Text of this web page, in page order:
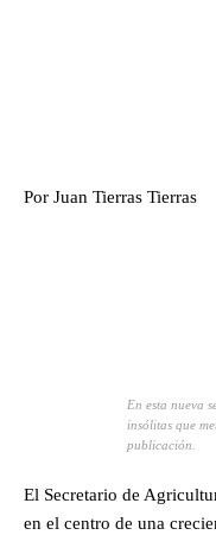
Por Juan Tierras Tierras
En esta nueva
insólitas que
publicación.
El Secretario de
en el centro de una